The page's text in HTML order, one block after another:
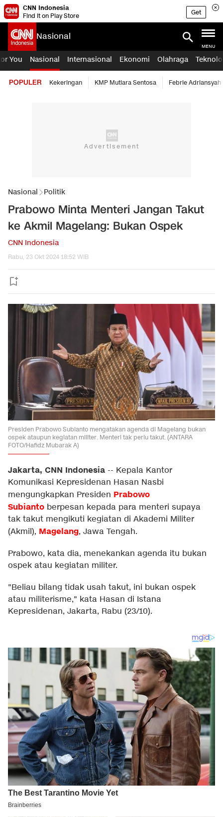
CNN Indonesia
Find it on Play Store
Get
Nasional
MENU
You Nasional Internasional Ekonomi Olahraga
POPULER Kekeringan KMP Mutiara Sentosa Febrie Adriansyah
Nasional Politik
Prabowo Minta Menteri Jangan Takut
ke Akmil Magelang: Bukan Ospek
CNN Indonesia
Rabu, 23 Okt 2024 18:52 WIB
Presiden Prabowo Subianto mengatakan agenda di Magelang bukan
ospek ataupun kegiatan militer. Menteri tak perlu takut. (ANTARA
FOTO/Hafidz Mubarak A)
Jakarta, CNN Indonesia -- Kepala Kantor
Komunikasi Kepresidenan Hasan Nasbi
mengungkapkan Presiden Prabowo
Subianto berpesan kepada para menteri supaya
tak takut mengikuti kegiatan di Akademi Militer
(Akmil), Magelang, Jawa Tengah.
Prabowo, kata dia, menekankan agenda itu bukan
ospek atau kegiatan militer.
"Beliau bilang tidak usah takut, ini bukan ospek
atau militerisme," kata Hasan di Istana
Kepresidenan, Jakarta, Rabu (23/10).